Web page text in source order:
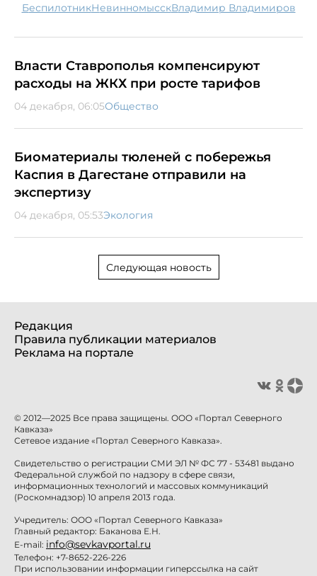
беспилотник Невинномысск Владимир Владимиров
Власти Ставрополья компенсируют
расходы на ЖКХ при росте тарифов
04 декабря, 06:05Общество
Биоматериалы тюленей с побережья
Каспия в Дагестане отправили на
экспертизу
04 декабря, 05:53Экология
Следующая новость
Редакция
Правила публикации материалов
Реклама на портале
© 2012—2025 Все права защищены. ООО «Портал Северного
Кавказа»
Сетевое издание «Портал Северного Кавказа».
Свидетельство о регистрации СМИ ЭЛ № ФС 77 - 53481 выдано
Федеральной службой по надзору в сфере связи,
информационных технологий и массовых коммуникаций
(Роскомнадзор) 10 апреля 2013 года.
Учредитель: ООО «Портал Северного Кавказа»
Главный редактор: Баканова Е.Н.
E-mail: info@sevkavportal.ru
Телефон: +7-8652-226-226
При использовании информации гиперссылка на сайт